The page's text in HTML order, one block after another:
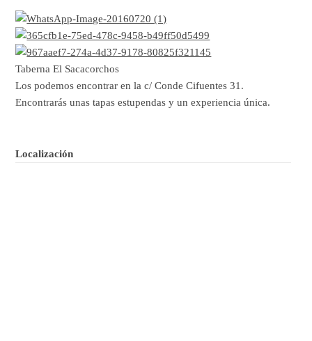
Taberna El Sacacorchos
Los podemos encontrar en la c/ Conde Cifuentes 31.
Encontrarás unas tapas estupendas y un experiencia única.
Localización